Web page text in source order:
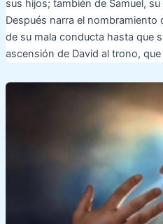
sus hijos; también de Samuel,
Después narra el nombramiento
de su mala conducta hasta que
ascensión de David al trono, que